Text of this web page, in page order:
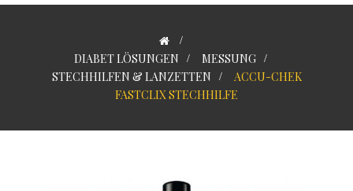
>
DIABET LÖSUNGEN > MESSUNG >
STECHHILFEN & LANZETTEN >
ACCU-CHEK
FASTCLIX STECHHILFE